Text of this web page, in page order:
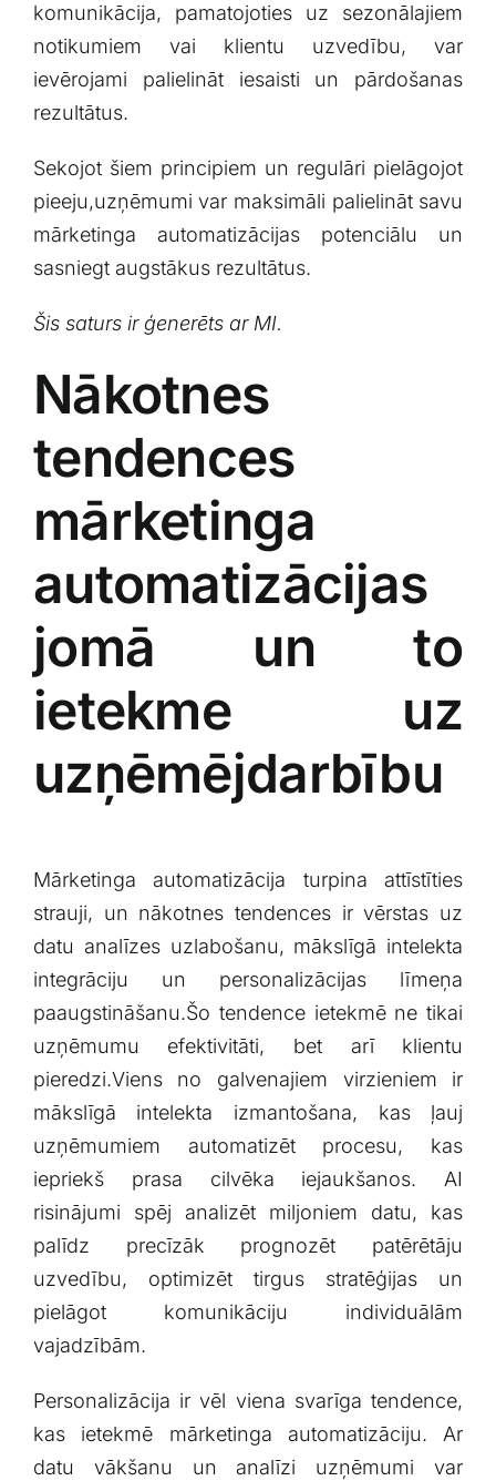
komunikācija, pamatojoties uz sezonālajiem
notikumiem vai klientu uzvedību,‌ var⁤
ievērojami palielināt ​iesaisti un pārdošanas
rezultātus.
Sekojot ‌šiem principiem un regulāri pielāgojot
pieeju,uzņēmumi var maksimāli ⁢palielināt savu
mārketinga automatizācijas potenciālu un
sasniegt augstākus rezultātus.
Šis​ saturs ⁣ir ģenerēts ar MI.
Nākotnes
tendences
mārketinga
automatizācijas
jomā un to
ietekme uz
uzņēmējdarbību
Mārketinga automatizācija turpina attīstīties
strauji, un nākotnes tendences ir vērstas uz
datu analīzes uzlabošanu,​ mākslīgā intelekta
‌integrāciju un​ personalizācijas līmeņa
paaugstināšanu.Šo tendence ietekmē⁤ ne tikai
⁤uzņēmumu​ efektivitāti, bet⁤ arī klientu
pieredzi.Viens no galvenajiem virzieniem ir
mākslīgā intelekta izmantošana, kas ļauj
uzņēmumiem automatizēt procesu, kas
iepriekš prasa cilvēka iejaukšanos. AI
risinājumi spēj analizēt miljoniem datu, kas
palīdz​ precīzāk prognozēt patērētāju
uzvedību, optimizēt tirgus ​stratēģijas⁣ un
pielāgot ‌komunikāciju individuālām
vajadzībām.
Personalizācija ir‍ vēl viena svarīga tendence,
kas ietekmē mārketinga automatizāciju. Ar‍
datu ‌vākšanu un analīzi uzņēmumi‍ var